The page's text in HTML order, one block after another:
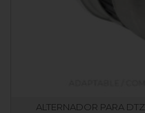
ALTERNADOR PARA